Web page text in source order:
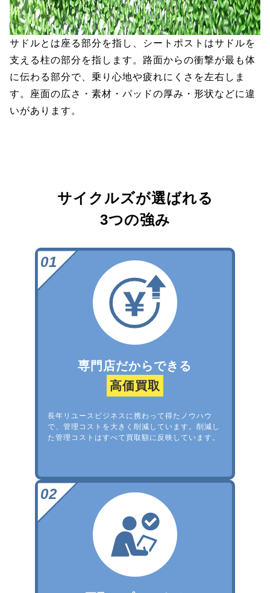
サドルとは座る部分を指し、シートポストはサドルを
支える柱の部分を指します。路面からの衝撃が最も体
に伝わる部分で、乗り心地や疲れにくさを左右しま
す。座面の広さ・素材・パッドの厚み・形状などに違
いがあります。
サイクルズが選ばれる
3つの強み
専門店だからできる
高価買取
長年リユースビジネスに携わって得たノウハウ
で、管理コストを大きく削減しています。削減し
た管理コストはすべて買取額に反映しています。